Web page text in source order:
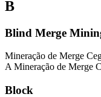
B
Blind Merge
Mineração de Merge
A Mineração de Merge
Block